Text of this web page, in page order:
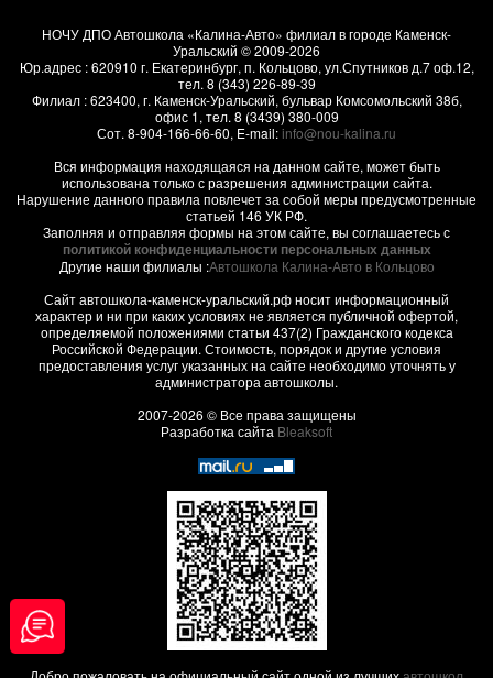
НОЧУ ДПО Автошкола «Калина-Авто» филиал в городе Каменск-
Уральский © 2009-2026
Юр.адрес :620910 г. Екатеринбург, п. Кольцово, ул.Спутников д.7 оф.12,
тел. 8 (343) 226-89-39
Филиал :623400, г. Каменск-Уральский, бульвар Комсомольский 38б,
офис 1, тел. 8 (3439) 380-009
Сот. 8-904-166-66-60, E-mail:info@nou-kalina.ru
Вся информация находящаяся на данном сайте, может быть
использована только с разрешения администрации сайта.
Нарушение данного правила повлечет за собой меры предусмотренные
статьей 146 УК РФ.
Заполняя и отправляя формы на этом сайте, вы соглашаетесь с
политикой конфиденциальности персональных данных
Другие наши филиалы :Автошкола Калина-Авто в Кольцово
Сайт автошкола-каменск-уральский.рф носит информационный
характер и ни при каких условиях не является публичной офертой,
определяемой положениями статьи 437(2) Гражданского кодекса
Российской Федерации. Стоимость, порядок и другие условия
предоставления услуг указанных на сайте необходимо уточнять у
администратора автошколы.
2007-2026 © Все права защищены
Разработка сайта Bleaksoft